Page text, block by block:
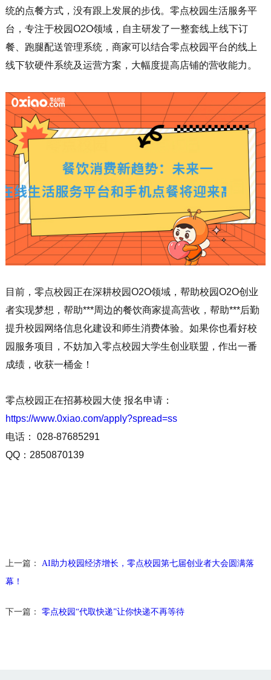
统的点餐方式，没有跟上发展的步伐。零点校园生活服务平
台，专注于校园O2O领域，自主研发了一整套线上线下订
餐、跑腿配送管理系统，商家可以结合零点校园平台的线上
线下软硬件系统及运营方案，大幅度提高店铺的营收能力。
目前，零点校园正在深耕校园O2O领域，帮助校园O2O创业
者实现梦想，帮助***周边的餐饮商家提高营收，帮助***后勤
提升校园网络信息化建设和师生消费体验。如果你也看好校
园服务项目，不妨加入零点校园大学生创业联盟，作出一番
成绩，收获一桶金！
零点校园正在招募校园大使 报名申请：
https://www.0xiao.com/apply?spread=ss
电话： 028-87685291
QQ：2850870139
上一篇： AI助力校园经济增长，零点校园第七届创业者大会圆满落
幕！
下一篇： 零点校园“代取快递”让你快递不再等待